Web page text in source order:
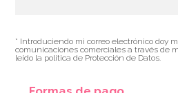
* Introduciendo mi correo electrónico doy
comunicaciones comerciales a través de
leído la política de Protección de Datos.